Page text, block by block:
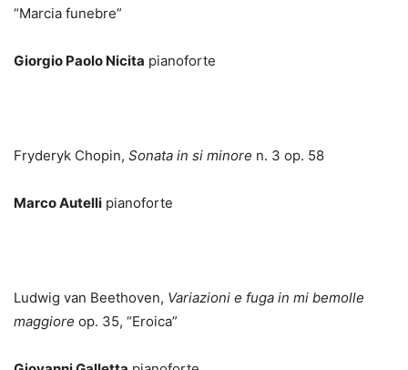
“Marcia funebre”
Giorgio Paolo Nicita pianoforte
Fryderyk Chopin, Sonata in si minore n. 3 op. 58
Marco Autelli pianoforte
Ludwig van Beethoven, Variazioni e fuga in mi bemolle
maggiore op. 35, “Eroica”